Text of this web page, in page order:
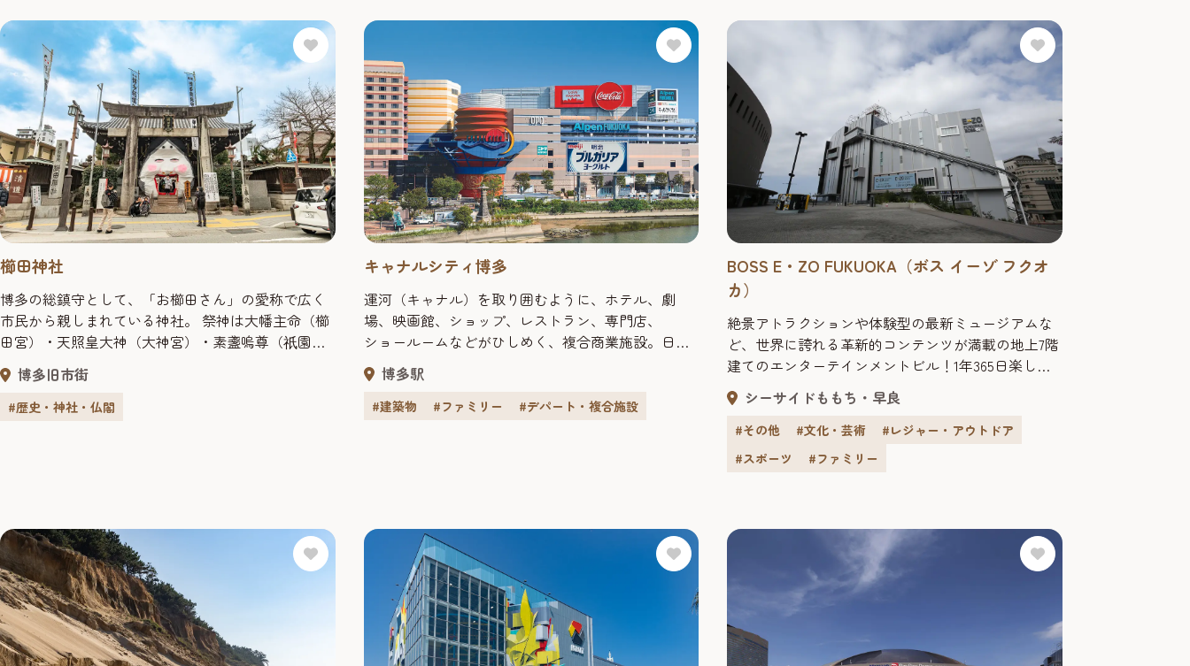
櫛田神社
博多の総鎮守として、「お櫛田さん」の愛称で広く
市民から親しまれている神社。 祭神は大幡主命（櫛
田宮）・天照皇大神（大神宮）・素盞嗚尊（祇園
宮）。社伝によれば天平宝字元年（757）、孝謙天皇
の御代に伊勢松坂の櫛田神社を勧進して創建したと
されています。天正15年（1587年）の豊臣秀吉が博
博多旧市街
#歴史・神社・仏閣
キャナルシティ博多
運河（キャナル）を取り囲むように、ホテル、劇
場、映画館、ショップ、レストラン、専門店、
ショールームなどがひしめく、複合商業施設。日々
行われる噴水ショーやイベントの他、ショッピング
に、レジャーに、そしてグルメにと、ここに来れば
とにかく退屈することなし！海外からの観光客も多
博多駅
#建築物 #ファミリー #デパート・複合施設
BOSS E・ZO FUKUOKA（ボス イーゾ フクオ
カ）
絶景アトラクションや体験型の最新ミュージアムな
ど、世界に誇れる革新的コンテンツが満載の地上7階
建てのエンターテインメントビル！1年365日楽しめ
ます！ 3階 フードホールフロア 3階には様々な革新
的な「食」のエンタメを演出する、テラス席を備え
た複数テナントによるフードホールフロアがあり、
「日本初上陸」「九州初上陸」「有名店による新ブ
シーサイドももち・早良
#その他 #文化・芸術
#レジャー・アウトドア
#スポーツ
#ファミリー